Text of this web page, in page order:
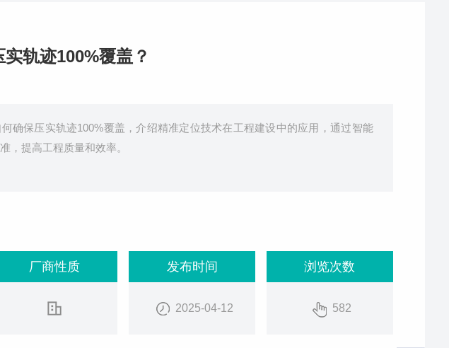
轨迹100%覆盖？
确保压实轨迹100%覆盖，介绍精准定位技术在工程建设中的应用，通过智能
，提高工程质量和效率。
厂商性质 发布时间
2025-04-12
浏览次数
582